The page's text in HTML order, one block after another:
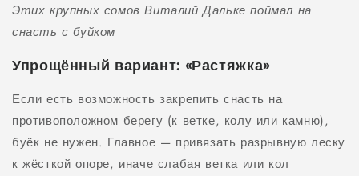
Этих крупных сомов Виталий Дальке поймал на
снасть с буйком
Упрощённый вариант: «Растяжка»
Если есть возможность закрепить снасть на
противоположном берегу (к ветке, колу или камню),
буёк не нужен. Главное — привязать разрывную леску
к жёсткой опоре, иначе слабая ветка или кол